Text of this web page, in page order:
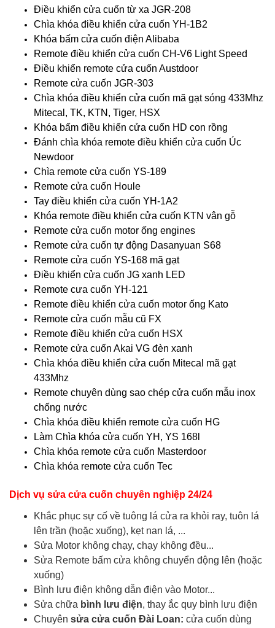
Điều khiển cửa cuốn từ xa JGR-208
Chìa khóa điều khiển cửa cuốn YH-1B2
Khóa bấm cửa cuốn điện Alibaba
Remote điều khiển cửa cuốn CH-V6 Light Speed
Điều khiển remote cửa cuốn Austdoor
Remote cửa cuốn JGR-303
Chìa khóa điều khiển cửa cuốn mã gạt sóng 433Mhz
Mitecal, TK, KTN, Tiger, HSX
Khóa bấm điều khiển cửa cuốn HD con rồng
Đánh chìa khóa remote điều khiển cửa cuốn Úc
Newdoor
Chìa remote cửa cuốn YS-189
Remote cửa cuốn Houle
Tay điều khiển cửa cuốn YH-1A2
Khóa remote điều khiển cửa cuốn KTN vân gỗ
Remote cửa cuốn motor ống engines
Remote cửa cuốn tự động Dasanyuan S68
Remote cửa cuốn YS-168 mã gạt
Điều khiển cửa cuốn JG xanh LED
Remote cưa cuốn YH-121
Remote điều khiển cửa cuốn motor ống Kato
Remote cửa cuốn mẫu cũ FX
Remote điều khiển cửa cuốn HSX
Remote cửa cuốn Akai VG đèn xanh
Chìa khóa điều khiển cửa cuốn Mitecal mã gạt
433Mhz
Remote chuyên dùng sao chép cửa cuốn mẫu inox
chống nước
Chìa khóa điều khiển remote cửa cuốn HG
Làm Chìa khóa cửa cuốn YH, YS 168l
Chìa khóa remote cửa cuốn Masterdoor
Chìa khóa remote cửa cuốn Tec
Dịch vụ sửa cửa cuốn chuyên nghiệp 24/24
Khắc phục sự cố về tuông lá cửa ra khỏi ray, tuôn lá
lên trần (hoặc xuống), kẹt nan lá, ...
Sửa Motor không chạy, chạy không đều...
Sửa Remote bấm cửa không chuyển động lên (hoặc
xuống)
Bình lưu điện không dẫn điện vào Motor...
Sửa chữa bình lưu điện, thay ắc quy bình lưu điện
Chuyên sửa cửa cuốn Đài Loan: cửa cuốn dùng